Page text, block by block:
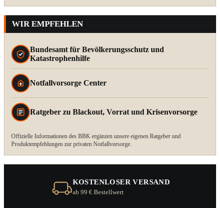
WIR EMPFEHLEN
Bundesamt für Bevölkerungsschutz und
Katastrophenhilfe
Notfallvorsorge Center
Ratgeber zu Blackout, Vorrat und Krisenvorsorge
Offizielle Informationen des BBK ergänzen unsere eigenen Ratgeber und
Produktempfehlungen zur privaten Notfallvorsorge.
KOSTENLOSER VERSAND
ab 99 € Bestellwert